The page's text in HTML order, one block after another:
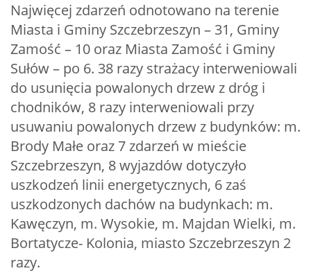
Najwięcej zdarzeń odnotowano na terenie
Miasta i Gminy Szczebrzeszyn – 31, Gminy
Zamość – 10 oraz Miasta Zamość i Gminy
Sułów – po 6. 38 razy strażacy interweniowali
do usunięcia powalonych drzew z dróg i
chodników, 8 razy interweniowali przy
usuwaniu powalonych drzew z budynków: m.
Brody Małe oraz 7 zdarzeń w mieście
Szczebrzeszyn, 8 wyjazdów dotyczyło
uszkodzeń linii energetycznych, 6 zaś
uszkodzonych dachów na budynkach: m.
Kawęczyn, m. Wysokie, m. Majdan Wielki, m.
Bortatycze- Kolonia, miasto Szczebrzeszyn 2
razy.